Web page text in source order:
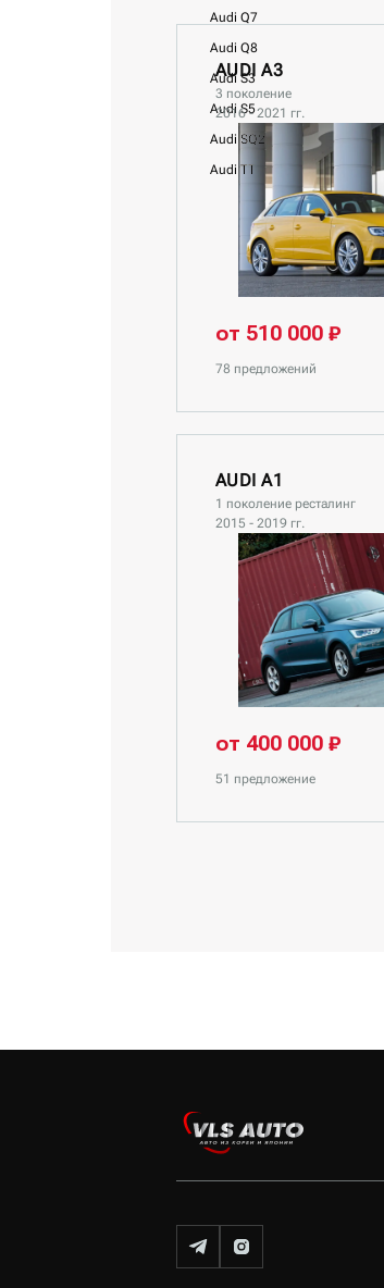
Audi Q7
Audi Q8
Audi S3
Audi S5
Audi SQ2
Audi TT
AUDI A3
3 поколение
2016 - 2021 гг.
от 510 000 ₽
78 предложений
AUDI A1
1 поколение ресталинг
2015 - 2019 гг.
от 400 000 ₽
51 предложение